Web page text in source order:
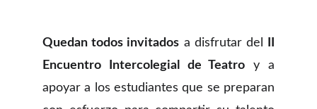
Quedan todos invitados a disfrutar del
Encuentro Intercolegial de Teatro y a
apoyar a los estudiantes que se preparan